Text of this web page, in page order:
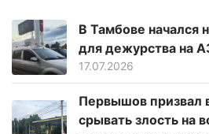
В Тамбове начался
для дежурства на
17.07.2026
Первышов призвал
срывать злость на